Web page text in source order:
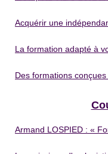
Acquérir une
La formation adapté à
Des formations conçues
Armand LOSPIED : «